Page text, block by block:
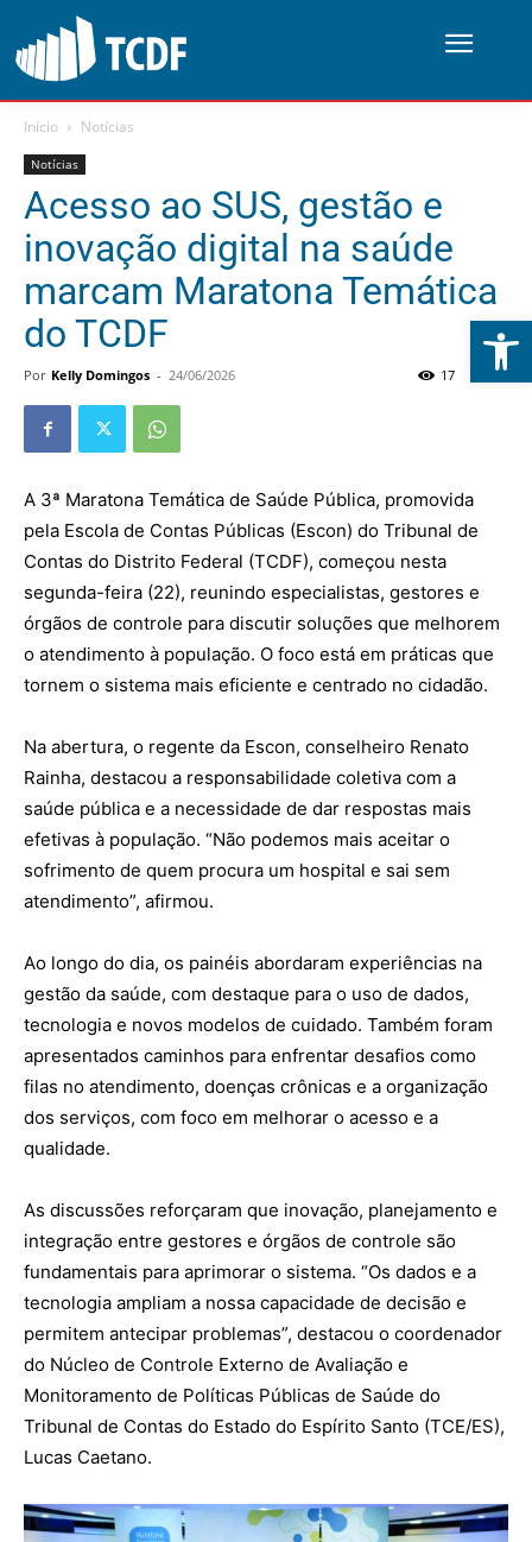
Abrir
Início Notícias
Notícias
Acesso ao SUS, gestão e
inovação digital na saúde
marcam Maratona Temática
do TCDF
Por Kelly Domingos - 24/06/2026 0
17
A 3ª Maratona Temática de Saúde Pública, promovida
pela Escola de Contas Públicas (Escon) do Tribunal de
Contas do Distrito Federal (TCDF), começou nesta
segunda-feira (22), reunindo especialistas, gestores e
órgãos de controle para discutir soluções que melhorem
o atendimento à população. O foco está em práticas que
tornem o sistema mais eficiente e centrado no cidadão.
Na abertura, o regente da Escon, conselheiro Renato
Rainha, destacou a responsabilidade coletiva com a
saúde pública e a necessidade de dar respostas mais
efetivas à população. “Não podemos mais aceitar o
sofrimento de quem procura um hospital e sai sem
atendimento”, afirmou.
Ao longo do dia, os painéis abordaram experiências na
gestão da saúde, com destaque para o uso de dados,
tecnologia e novos modelos de cuidado. Também foram
apresentados caminhos para enfrentar desafios como
filas no atendimento, doenças crônicas e a organização
dos serviços, com foco em melhorar o acesso e a
qualidade.
As discussões reforçaram que inovação, planejamento e
integração entre gestores e órgãos de controle são
fundamentais para aprimorar o sistema. “Os dados e a
tecnologia ampliam a nossa capacidade de decisão e
permitem antecipar problemas”, destacou o coordenador
do Núcleo de Controle Externo de Avaliação e
Monitoramento de Políticas Públicas de Saúde do
Tribunal de Contas do Estado do Espírito Santo (TCE/ES),
Lucas Caetano.